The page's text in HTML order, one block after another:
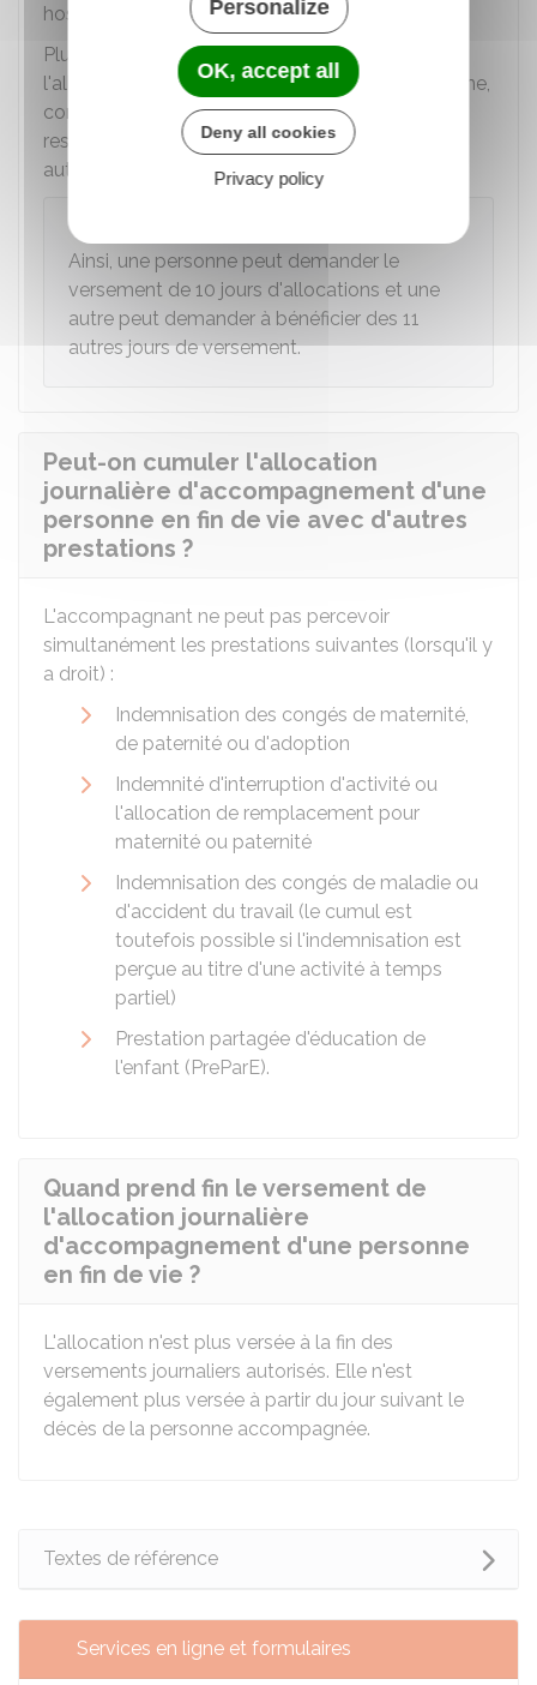
hospitalisée.
Plusieurs accompagnants peuvent percevoir
l'allocation s'ils accompagnent la même personne,
concomitamment ou successivement, dans le
respect de la limite des versements journaliers
autorisés.
Ainsi, une personne peut demander le
versement de 10 jours d'allocations et une
autre peut demander à bénéficier des 11
autres jours de versement.
Peut-on cumuler l'allocation
journalière d'accompagnement d'une
personne en fin de vie avec d'autres
prestations ?
L'accompagnant ne peut pas percevoir
simultanément les prestations suivantes (lorsqu'il y
a droit) :
Indemnisation des congés de maternité,
de paternité ou d'adoption
Indemnité d'interruption d'activité ou
l'allocation de remplacement pour
maternité ou paternité
Indemnisation des congés de maladie ou
d'accident du travail (le cumul est
toutefois possible si l'indemnisation est
perçue au titre d'une activité à temps
partiel)
Prestation partagée d'éducation de
l'enfant (PreParE).
Quand prend fin le versement de
l'allocation journalière
d'accompagnement d'une personne
en fin de vie ?
L'allocation n'est plus versée à la fin des
versements journaliers autorisés. Elle n'est
également plus versée à partir du jour suivant le
décès de la personne accompagnée.
Textes de référence
Services en ligne et formulaires
Personalize
OK, accept all
Deny all cookies
Privacy policy